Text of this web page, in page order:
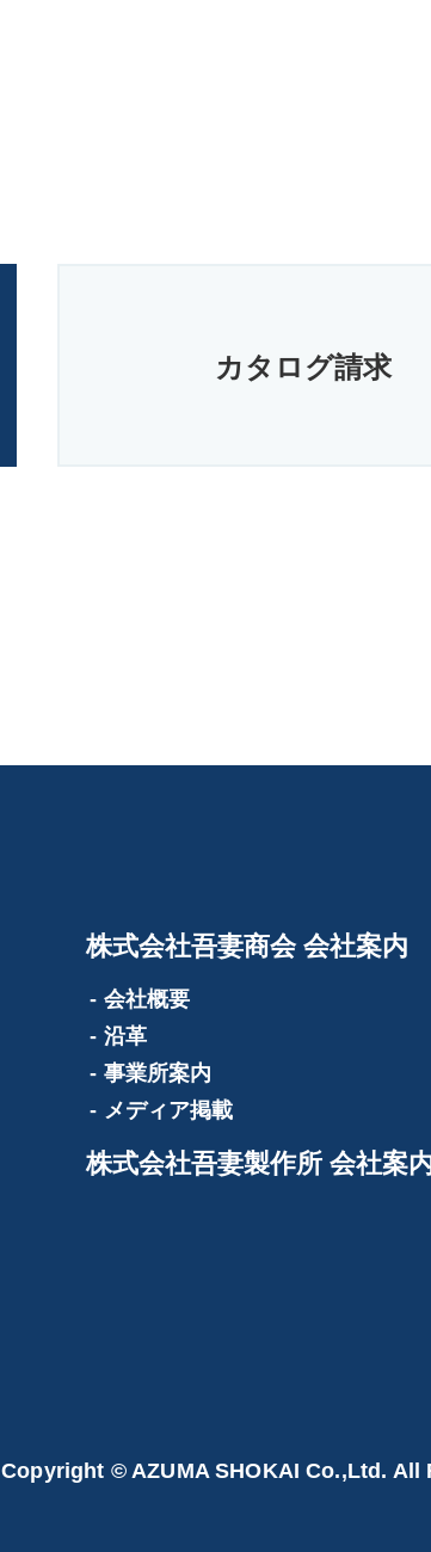
カタログ請求
株式会社吾妻商会 会社案内
会社概要
沿革
事業所案内
メディア掲載
株式会社吾妻製作所 会社案
Copyright © AZUMA SHOKAI Co.,Ltd. All